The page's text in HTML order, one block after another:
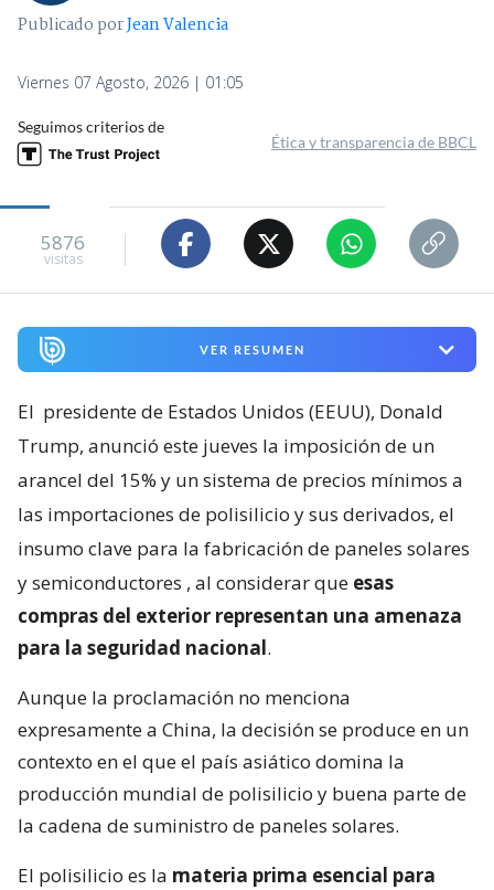
Publicado porJean Valencia
Viernes 07 Agosto, 2026 | 01:05
Seguimos criterios de
Ética y transparencia de BBCL
5876
visitas
VER RESUMEN
El presidente de Estados Unidos (EEUU), Donald
Trump, anunció este jueves la imposición de un
arancel del 15% y un sistema de precios mínimos a
las importaciones de polisilicio y sus derivados, el
insumo clave para la fabricación de paneles solares
y semiconductores , al considerar que esas
compras del exterior representan una amenaza
para la seguridad nacional.
Aunque la proclamación no menciona
expresamente a China, la decisión se produce en un
contexto en el que el país asiático domina la
producción mundial de polisilicio y buena parte de
la cadena de suministro de paneles solares.
El polisilicio es la materia prima esencial para